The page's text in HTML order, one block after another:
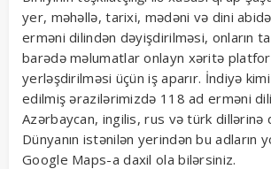
yer, məhəllə, tarixi, mədəni və dini
erməni dilindən dəyişdirilməsi, onların
barədə məlumatlar onlayn xəritə
yerləşdirilməsi üçün iş aparır. İndiyə
edilmiş ərazilərimizdə 118 ad erməni
Azərbaycan, ingilis, rus və türk dillərinə
Dünyanın istənilən yerindən bu adların
Google Maps-a daxil ola bilərsiniz.